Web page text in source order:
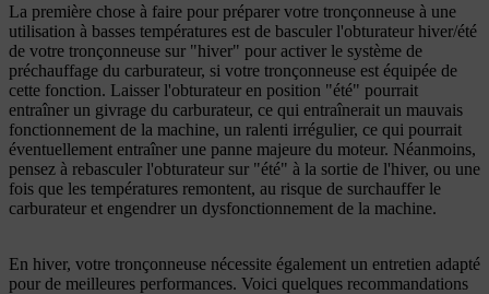
La première chose à faire pour préparer votre tronçonneuse à une
utilisation à basses températures est de basculer l'obturateur hiver/été
de votre tronçonneuse sur "hiver" pour activer le système de
préchauffage du carburateur, si votre tronçonneuse est équipée de
cette fonction. Laisser l'obturateur en position "été" pourrait
entraîner un givrage du carburateur, ce qui entraînerait un mauvais
fonctionnement de la machine, un ralenti irrégulier, ce qui pourrait
éventuellement entraîner une panne majeure du moteur. Néanmoins,
pensez à rebasculer l'obturateur sur "été" à la sortie de l'hiver, ou une
fois que les températures remontent, au risque de surchauffer le
carburateur et engendrer un dysfonctionnement de la machine.
En hiver, votre tronçonneuse nécessite également un entretien adapté
pour de meilleures performances. Voici quelques recommandations